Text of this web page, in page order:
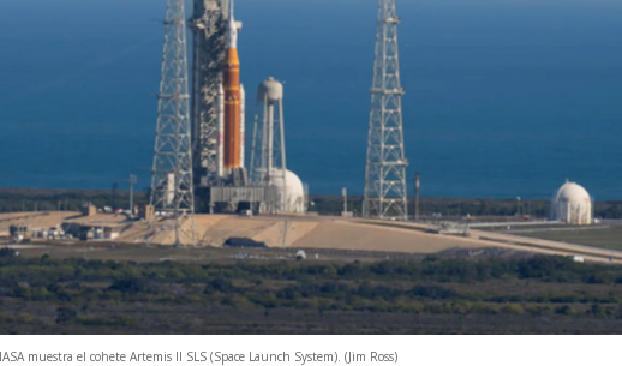
muestra el cohete Artemis II SLS (Space Launch System). (Jim Ross)